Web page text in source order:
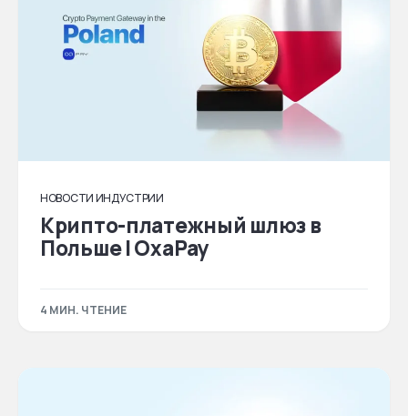
НОВОСТИ ИНДУСТРИИ
Крипто-платежный шлюз в
Польше | OxaPay
4 МИН. ЧТЕНИЕ